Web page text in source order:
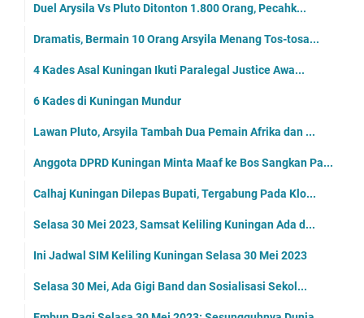
Duel Arysila Vs Pluto Ditonton 1.800 Orang, Pecahk...
Dramatis, Bermain 10 Orang Arsyila Menang Tos-tosa...
4 Kades Asal Kuningan Ikuti Paralegal Justice Awa...
6 Kades di Kuningan Mundur
Lawan Pluto, Arsyila Tambah Dua Pemain Afrika dan ...
Anggota DPRD Kuningan Minta Maaf ke Bos Sangkan Pa...
Calhaj Kuningan Dilepas Bupati, Tergabung Pada Klo...
Selasa 30 Mei 2023, Samsat Keliling Kuningan Ada d...
Ini Jadwal SIM Keliling Kuningan Selasa 30 Mei 2023
Selasa 30 Mei, Ada Gigi Band dan Sosialisasi Sekol...